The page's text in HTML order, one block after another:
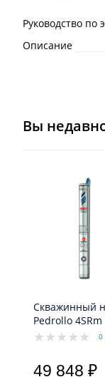
Руководство по
Описание
Вы
Скважинный
Pedrollo 4SRm
PD с
двигателем 4PD
0
49 848 ₽